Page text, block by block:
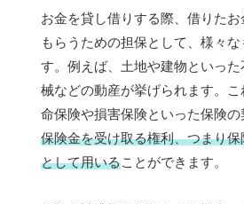
お金を貸し借りする際、借りた
もらうための担保として、様々
す。例えば、土地や建物といっ
械などの動産が挙げられます。
命保険や損害保険といった保険
保険金を受け取る権利、つまり
として用いることができます。